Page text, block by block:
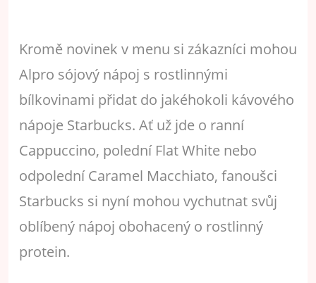
Kromě novinek v menu si zákazníci mohou
Alpro sójový nápoj s rostlinnými
bílkovinami přidat do jakéhokoli kávového
nápoje Starbucks. Ať už jde o ranní
Cappuccino, polední Flat White nebo
odpolední Caramel Macchiato, fanoušci
Starbucks si nyní mohou vychutnat svůj
oblíbený nápoj obohacený o rostlinný
protein.